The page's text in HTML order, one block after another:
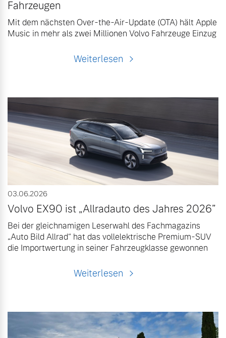
Fahrzeugen
Mit dem nächsten Over-the-Air-Update (OTA) hält Apple
Music in mehr als zwei Millionen Volvo Fahrzeuge Einzug
Weiterlesen
03.06.2026
Volvo EX90 ist „Allradauto des Jahres 2026”
Bei der gleichnamigen Leserwahl des Fachmagazins
„Auto Bild Allrad“ hat das vollelektrische Premium-SUV
die Importwertung in seiner Fahrzeugklasse gewonnen
Weiterlesen